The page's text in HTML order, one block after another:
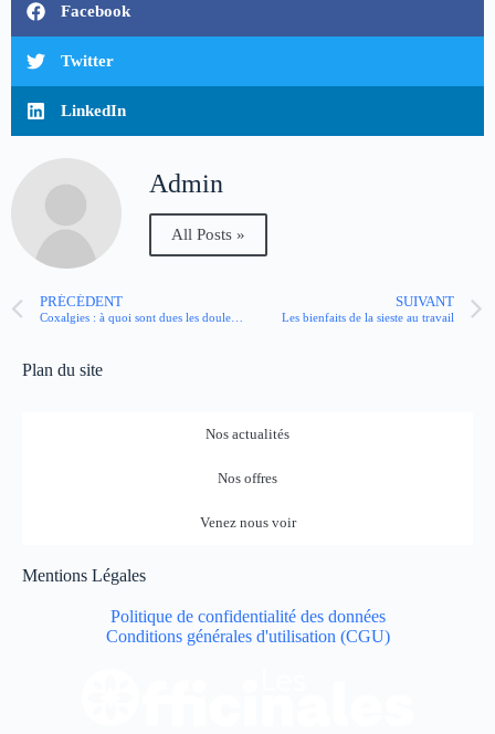
Facebook
Twitter
LinkedIn
Admin
All Posts »
PRÉCÉDENT SUIVANT
Les bienfaits de la sieste au travail
Plan du site
Nos actualités
Nos offres
Venez nous voir
Mentions Légales
Politique de confidentialité des données
Conditions générales d'utilisation (CGU)